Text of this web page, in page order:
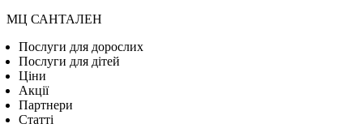
МЦ САНТАЛЕН
Послуги для дорослих
Послуги для дітей
Цiни
Акції
Партнери
Статті